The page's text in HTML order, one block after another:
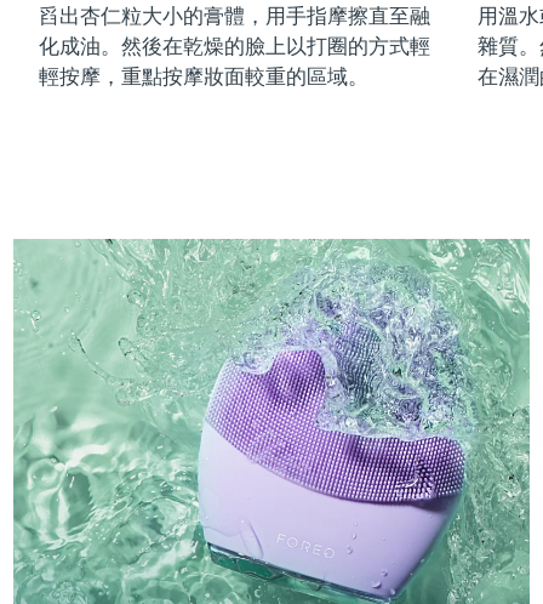
舀出杏仁粒大小的膏體，用手指摩擦直至融
化成油。然後在乾燥的臉上以打圈的方式輕
輕按摩，重點按摩妝面較重的區域。
用溫
雜質
在濕